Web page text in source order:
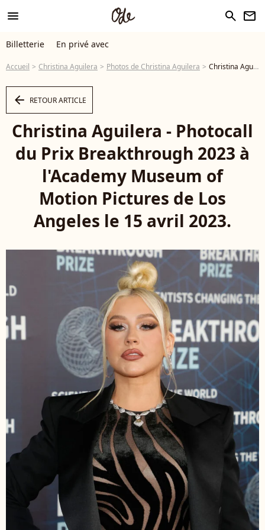
menu search newsletter
Billetterie En privé avec
Accueil Christina Aguilera Photos de Christina Aguilera Christina Aguilera - Photocall du Prix Breakthrough 2023 à l'Academy Museum of Motion Pictures de Los Angeles le 15 avril 2023. - Photo
arrow_left RETOUR ARTICLE
Christina Aguilera - Photocall
du Prix Breakthrough 2023 à
l'Academy Museum of
Motion Pictures de Los
Angeles le 15 avril 2023.